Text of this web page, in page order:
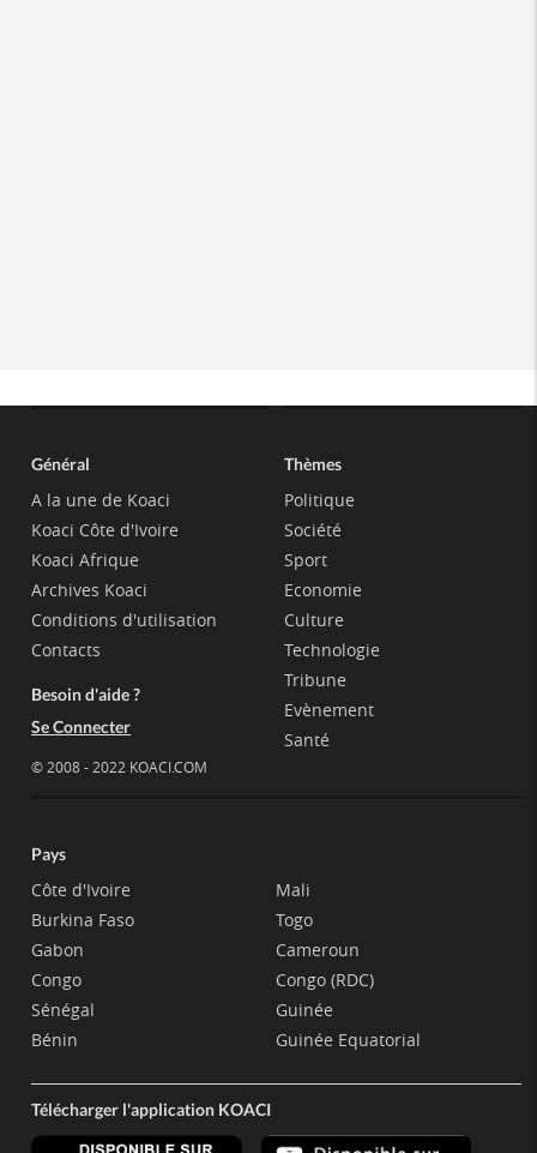
Général
A la une de Koaci
Koaci Côte d'Ivoire
Koaci Afrique
Archives Koaci
Conditions d'utilisation
Contacts
Besoin d'aide ?
Se Connecter
© 2008 - 2022 KOACI.COM
Thèmes
Politique
Société
Sport
Economie
Culture
Technologie
Tribune
Evènement
Santé
Pays
Côte d'Ivoire
Burkina Faso
Gabon
Congo
Sénégal
Bénin
Mali
Togo
Cameroun
Congo (RDC)
Guinée
Guinée Equatorial
Télécharger l'application KOACI